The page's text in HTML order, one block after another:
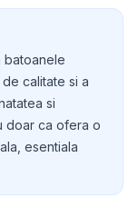
cusca.
batoanele
calitate si a
si
doar ca ofera o
esentiala